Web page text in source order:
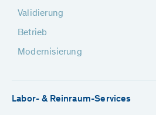
Validierung
Betrieb
Modernisierung
Labor- & Reinraum-Services